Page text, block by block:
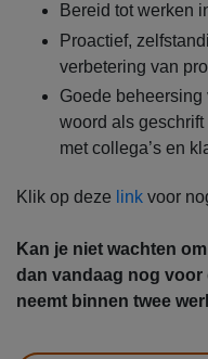
Bereid tot werken
Proactief,
verbetering van
Goede beheersing
woord als
met collega’s en
Klik op deze link voor
Kan je niet wachten
dan vandaag nog voor
neemt binnen twee